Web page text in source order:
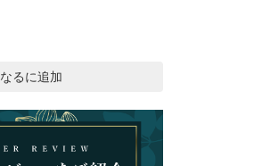
るに追加